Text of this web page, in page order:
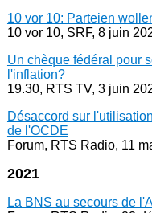
10 vor 10: Parteien
10 vor 10, SRF, 8 juin
Un chèque fédéral pour
l'inflation?
19.30, RTS TV, 3 juin
Désaccord sur
de l'OCDE
Forum, RTS Radio, 11
2021
La BNS au secours de